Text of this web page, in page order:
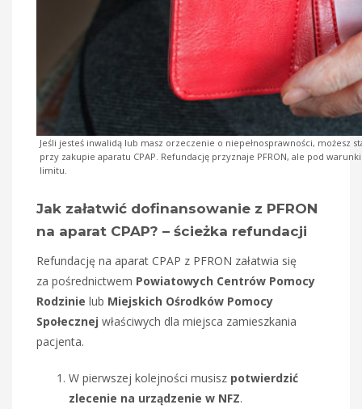
Jeśli jesteś inwalidą lub masz orzeczenie o niepełnosprawności, możesz
przy zakupie aparatu CPAP. Refundację przyznaje PFRON, ale pod
limitu.
Jak załatwić dofinansowanie z PFRON
na aparat CPAP? – ścieżka refundacji
Refundację na aparat CPAP z PFRON załatwia się
za pośrednictwem Powiatowych Centrów Pomocy
Rodzinie lub Miejskich Ośrodków Pomocy
Społecznej właściwych dla miejsca zamieszkania
pacjenta.
W pierwszej kolejności musisz potwierdzić
zlecenie na urządzenie w NFZ.